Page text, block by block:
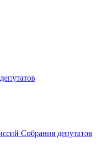
Собрания депутатов